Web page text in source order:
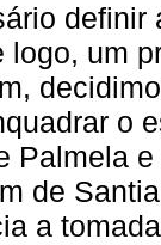
logo, um
o
Palmela
de
a